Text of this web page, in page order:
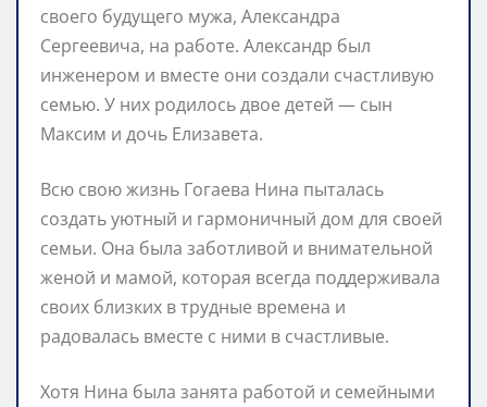
своего будущего мужа, Александра
Сергеевича, на работе. Александр был
инженером и вместе они создали счастливую
семью. У них родилось двое детей — сын
Максим и дочь Елизавета.
Всю свою жизнь Гогаева Нина пыталась
создать уютный и гармоничный дом для своей
семьи. Она была заботливой и внимательной
женой и мамой, которая всегда поддерживала
своих близких в трудные времена и
радовалась вместе с ними в счастливые.
Хотя Нина была занята работой и семейными